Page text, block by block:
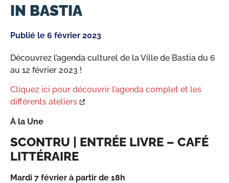
IN BASTIA
Publié le 6 février 2023
Découvrez l’agenda culturel de la Ville de Bastia du 6
au 12 février 2023 !
Cliquez ici pour découvrir l’agenda complet et les
différents ateliers
À la Une
SCONTRU | ENTRÉE LIVRE – CAFÉ
LITTÉRAIRE
Mardi 7 février à partir de 18h